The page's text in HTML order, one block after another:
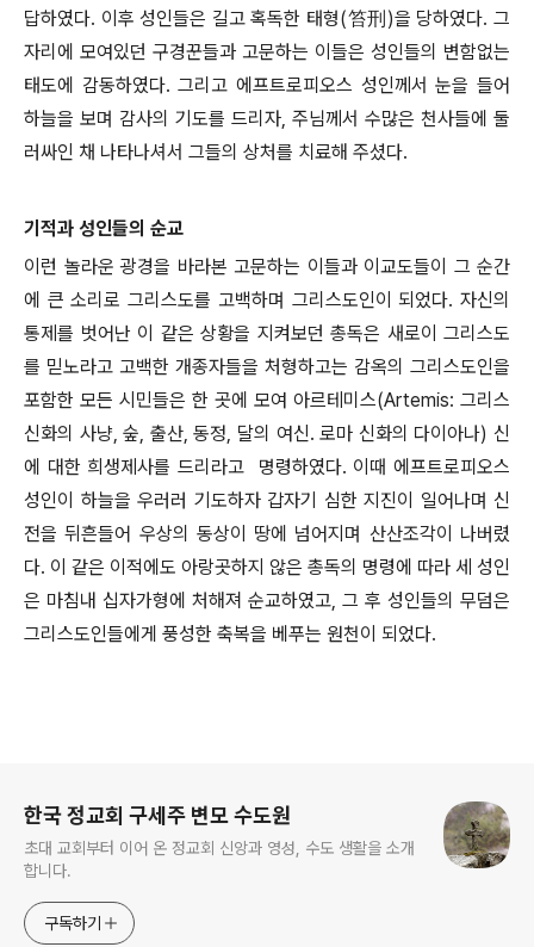
답하였다. 이후 성인들은 길고 혹독한 태형(笞刑)을 당하였다. 그
자리에 모여있던 구경꾼들과 고문하는 이들은 성인들의 변함없는
태도에 감동하였다. 그리고 에프트로피오스 성인께서 눈을 들어
하늘을 보며 감사의 기도를 드리자, 주님께서 수많은 천사들에 둘
러싸인 채 나타나셔서 그들의 상처를 치료해 주셨다.
기적과 성인들의 순교
이런 놀라운 광경을 바라본 고문하는 이들과 이교도들이 그 순간
에 큰 소리로 그리스도를 고백하며 그리스도인이 되었다. 자신의
통제를 벗어난 이 같은 상황을 지켜보던 총독은 새로이 그리스도
를 믿노라고 고백한 개종자들을 처형하고는 감옥의 그리스도인을
포함한 모든 시민들은 한 곳에 모여 아르테미스(Artemis: 그리스
신화의 사냥, 숲, 출산, 동정, 달의 여신. 로마 신화의 다이아나) 신
에 대한 희생제사를 드리라고
명령하였다. 이때 에프트로피오스
성인이 하늘을 우러러 기도하자 갑자기 심한 지진이 일어나며 신
전을 뒤흔들어 우상의 동상이 땅에 넘어지며 산산조각이 나버렸
다. 이 같은 이적에도 아랑곳하지 않은 총독의 명령에 따라 세 성인
은 마침내 십자가형에 처해져 순교하였고, 그 후 성인들의 무덤은
그리스도인들에게 풍성한 축복을 베푸는 원천이 되었다.
한국 정교회 구세주 변모 수도원
초대 교회부터 이어 온 정교회 신앙과 영성, 수도 생활을 소개
합니다.
구독하기